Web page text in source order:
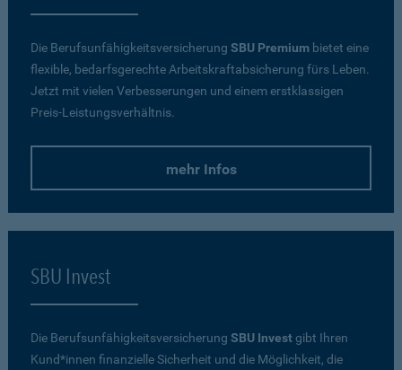
Die Berufsunfähigkeitsversicherung SBU Premium bietet eine
flexible, bedarfsgerechte Arbeitskraftabsicherung fürs Leben.
Jetzt mit vielen Verbesserungen und einem erstklassigen
Preis-Leistungsverhältnis.
mehr Infos
SBU Invest
Die Berufsunfähigkeitsversicherung SBU Investgibt Ihren
Kund*innen finanzielle Sicherheit und die Möglichkeit, die